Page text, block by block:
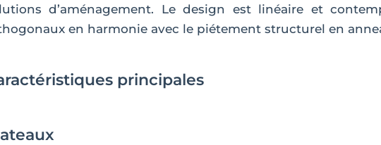
d’aménagement. Le design est linéaire et
en harmonie avec le piétement structurel en
principales